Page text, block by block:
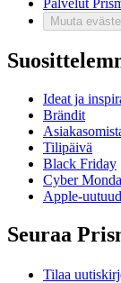
Palvelut
Muuta
Ideat ja
Brändit
Tilipäivä
Black Friday
Cyber
Apple-
Seuraa
Tilaa